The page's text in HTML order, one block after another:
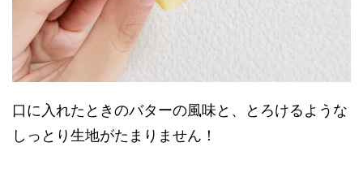
口に入れたときのバターの風味と、とろけるような
しっとり生地がたまりません！